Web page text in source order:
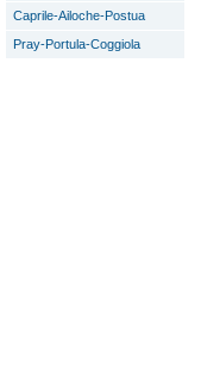
Caprile-Ailoche-Postua
Pray-Portula-Coggiola